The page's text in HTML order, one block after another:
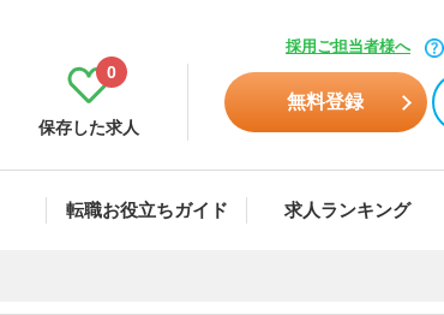
採用ご担当者様へ
保存した求人
0
無料登録
転職お役立ちガイド 求人ランキング